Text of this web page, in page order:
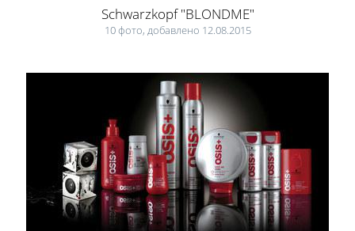
Schwarzkopf "BLONDME"
10 фото, добавлено 12.08.2015